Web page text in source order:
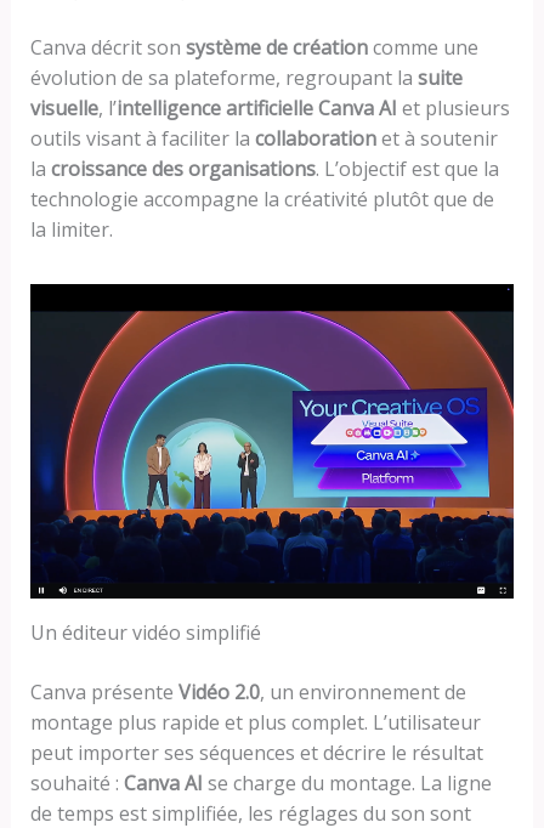
Canva décrit son système de créationcomme une
évolution de sa plateforme, regroupant la suite
visuelle, l’intelligence artificielle Canva AI et plusieurs
outils visant à faciliter la collaborationet à soutenir
la croissance des organisations. L’objectif est que la
technologie accompagne la créativité plutôt que de
la limiter.
Un éditeur vidéo simplifié
Canva présente Vidéo 2.0, un environnement de
montage plus rapide et plus complet. L’utilisateur
peut importer ses séquences et décrire le résultat
souhaité : Canva AI se charge du montage. La ligne
de temps est simplifiée, les réglages du son sont